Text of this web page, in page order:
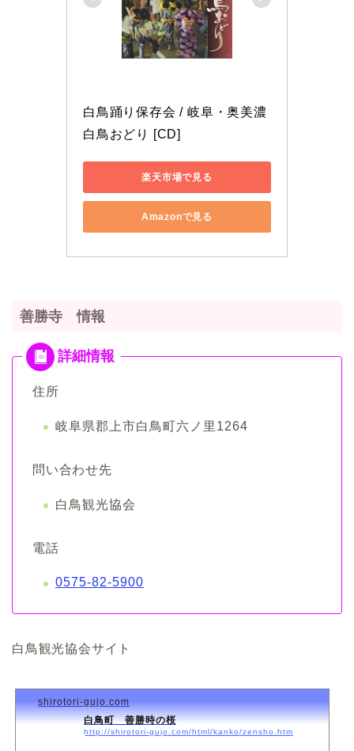
白鳥踊り保存会 / 岐阜・奥美濃
白鳥おどり [CD]
楽天市場で見る
Amazonで見る
善勝寺 情報
住所
岐阜県郡上市白鳥町六ノ里1264
問い合わせ先
白鳥観光協会
電話
0575-82-5900
白鳥観光協会サイト
shirotori-gujo.com
白鳥町 善勝時の桜
http://shirotori-gujo.com/html/kanko/zensho.htm